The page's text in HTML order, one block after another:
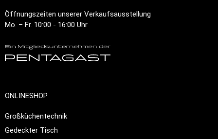
Öffnungszeiten unserer Verkaufsausstellung
Mo. – Fr. 10:00 - 16:00 Uhr
ONLINESHOP
Großküchentechnik
Gedeckter Tisch